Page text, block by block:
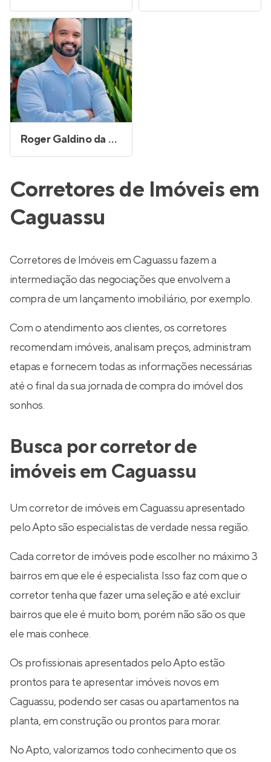
Roger Galdino da Silva
Corretores de Imóveis em
Caguassu
Corretores de Imóveis em Caguassu fazem a
intermediação das negociações que envolvem a
compra de um lançamento imobiliário, por exemplo.
Com o atendimento aos clientes, os corretores
recomendam imóveis, analisam preços, administram
etapas e fornecem todas as informações necessárias
até o final da sua jornada de compra do imóvel dos
sonhos.
Busca por corretor de
imóveis em Caguassu
Um corretor de imóveis em Caguassu apresentado
pelo Apto são especialistas de verdade nessa região.
Cada corretor de imóveis pode escolher no máximo 3
bairros em que ele é especialista. Isso faz com que o
corretor tenha que fazer uma seleção e até excluir
bairros que ele é muito bom, porém não são os que
ele mais conhece.
Os profissionais apresentados pelo Apto estão
prontos para te apresentar imóveis novos em
Caguassu, podendo ser casas ou apartamentos na
planta, em construção ou prontos para morar.
No Apto, valorizamos todo conhecimento que os